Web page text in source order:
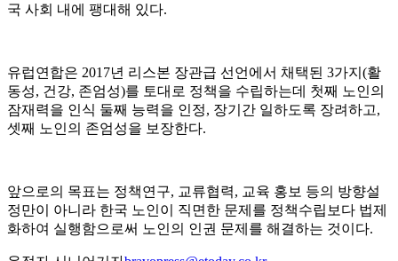
국 사회 내에 팽대해 있다.
유럽연합은 2017년 리스본 장관급 선언에서 채택된 3가지(활
동성, 건강, 존엄성)를 토대로 정책을 수립하는데 첫째 노인의
잠재력을 인식 둘째 능력을 인정, 장기간 일하도록 장려하고,
셋째 노인의 존엄성을 보장한다.
앞으로의 목표는 정책연구, 교류협력, 교육 홍보 등의 방향설
정만이 아니라 한국 노인이 직면한 문제를 정책수립보다 법제
화하여 실행함으로써 노인의 인권 문제를 해결하는 것이다.